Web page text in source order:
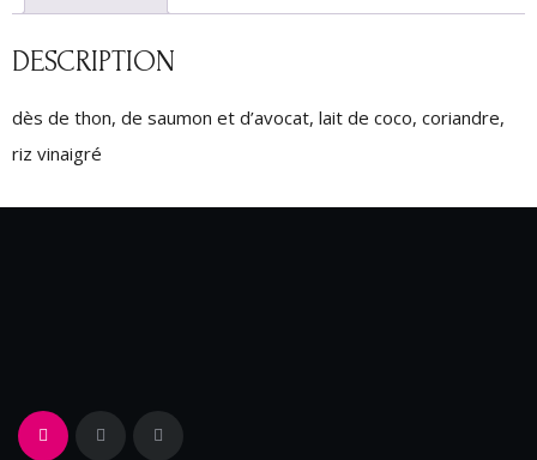
DESCRIPTION
dès de thon, de saumon et d’avocat, lait de coco, coriandre,
riz vinaigré